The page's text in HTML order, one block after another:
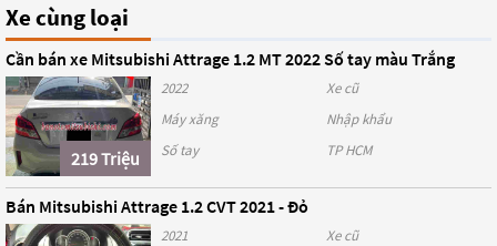
Xe cùng loại
Cần bán xe Mitsubishi Attrage 1.2 MT 2022 Số tay màu Trắng
219 Triệu
2022
Xe cũ
Máy xăng
Nhập khẩu
Số tay
TP HCM
Bán Mitsubishi Attrage 1.2 CVT 2021 - Đỏ
2021
Xe cũ